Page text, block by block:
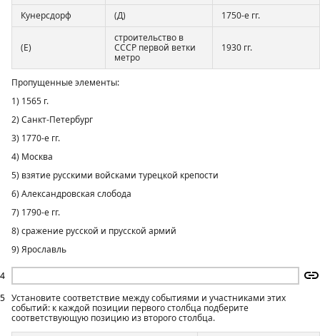
4
Кунерсдорф (Д) 1750-е гг.
(Е)
строительство в
СССР первой ветки
метро
1930 гг.
Пропущенные элементы:
1) 1565 г.
2) Санкт-Петербург
3) 1770-е гг.
4) Москва
5) взятие русскими войсками турецкой крепости
6) Александровская слобода
7) 1790-е гг.
8) сражение русской и прусской армий
9) Ярославль
5 Установите соответствие между событиями и участниками этих
событий: к каждой позиции первого столбца подберите
соответствующую позицию из второго столбца.